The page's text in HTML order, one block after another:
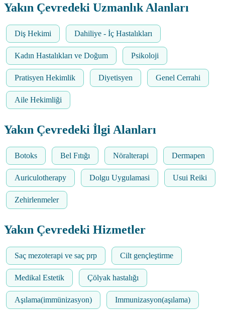
Yakın Çevredeki Uzmanlık Alanları
Diş Hekimi Dahiliye - İç Hastalıkları
Kadın Hastalıkları ve Doğum Psikoloji
Pratisyen Hekimlik Diyetisyen Genel Cerrahi
Aile Hekimliği
Yakın Çevredeki İlgi Alanları
Botoks Bel Fıtığı Nöralterapi Dermapen
Auriculotherapy Dolgu Uygulamasi Usui Reiki
Zehirlenmeler
Yakın Çevredeki Hizmetler
Saç mezoterapi ve saç prp Cilt gençleştirme
Medikal Estetik Çölyak hastalığı
Aşılama(immünizasyon) Immunizasyon(aşılama)